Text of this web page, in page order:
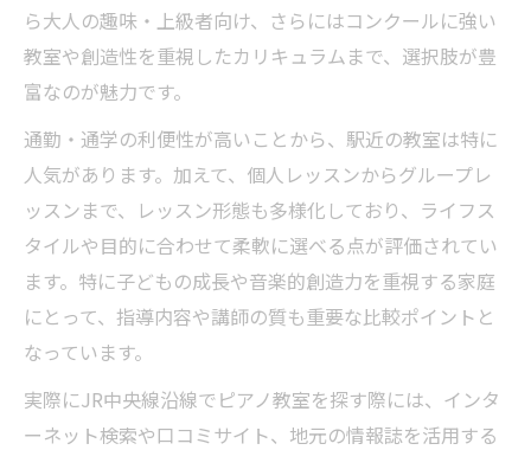
ら大人の趣味・上級者向け、さらにはコンクールに強い
教室や創造性を重視したカリキュラムまで、選択肢が豊
富なのが魅力です。
通勤・通学の利便性が高いことから、駅近の教室は特に
人気があります。加えて、個人レッスンからグループレ
ッスンまで、レッスン形態も多様化しており、ライフス
タイルや目的に合わせて柔軟に選べる点が評価されてい
ます。特に子どもの成長や音楽的創造力を重視する家庭
にとって、指導内容や講師の質も重要な比較ポイントと
なっています。
実際にJR中央線沿線でピアノ教室を探す際には、インタ
ーネット検索や口コミサイト、地元の情報誌を活用する